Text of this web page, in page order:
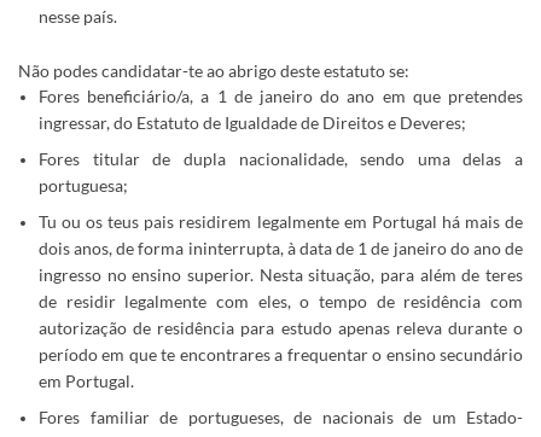
nesse país.
Não podes candidatar-te ao abrigo deste estatuto se:
Fores beneficiário/a, a 1 de janeiro do ano em que pretendes
ingressar, do Estatuto de Igualdade de Direitos e Deveres;
Fores titular de dupla nacionalidade, sendo uma delas a
portuguesa;
Tu ou os teus pais residirem legalmente em Portugal há mais de
dois anos, de forma ininterrupta, à data de 1 de janeiro do ano de
ingresso no ensino superior. Nesta situação, para além de teres
de residir legalmente com eles, o tempo de residência com
autorização de residência para estudo apenas releva durante o
período em que te encontrares a frequentar o ensino secundário
em Portugal.
Fores familiar de portugueses, de nacionais de um Estado-